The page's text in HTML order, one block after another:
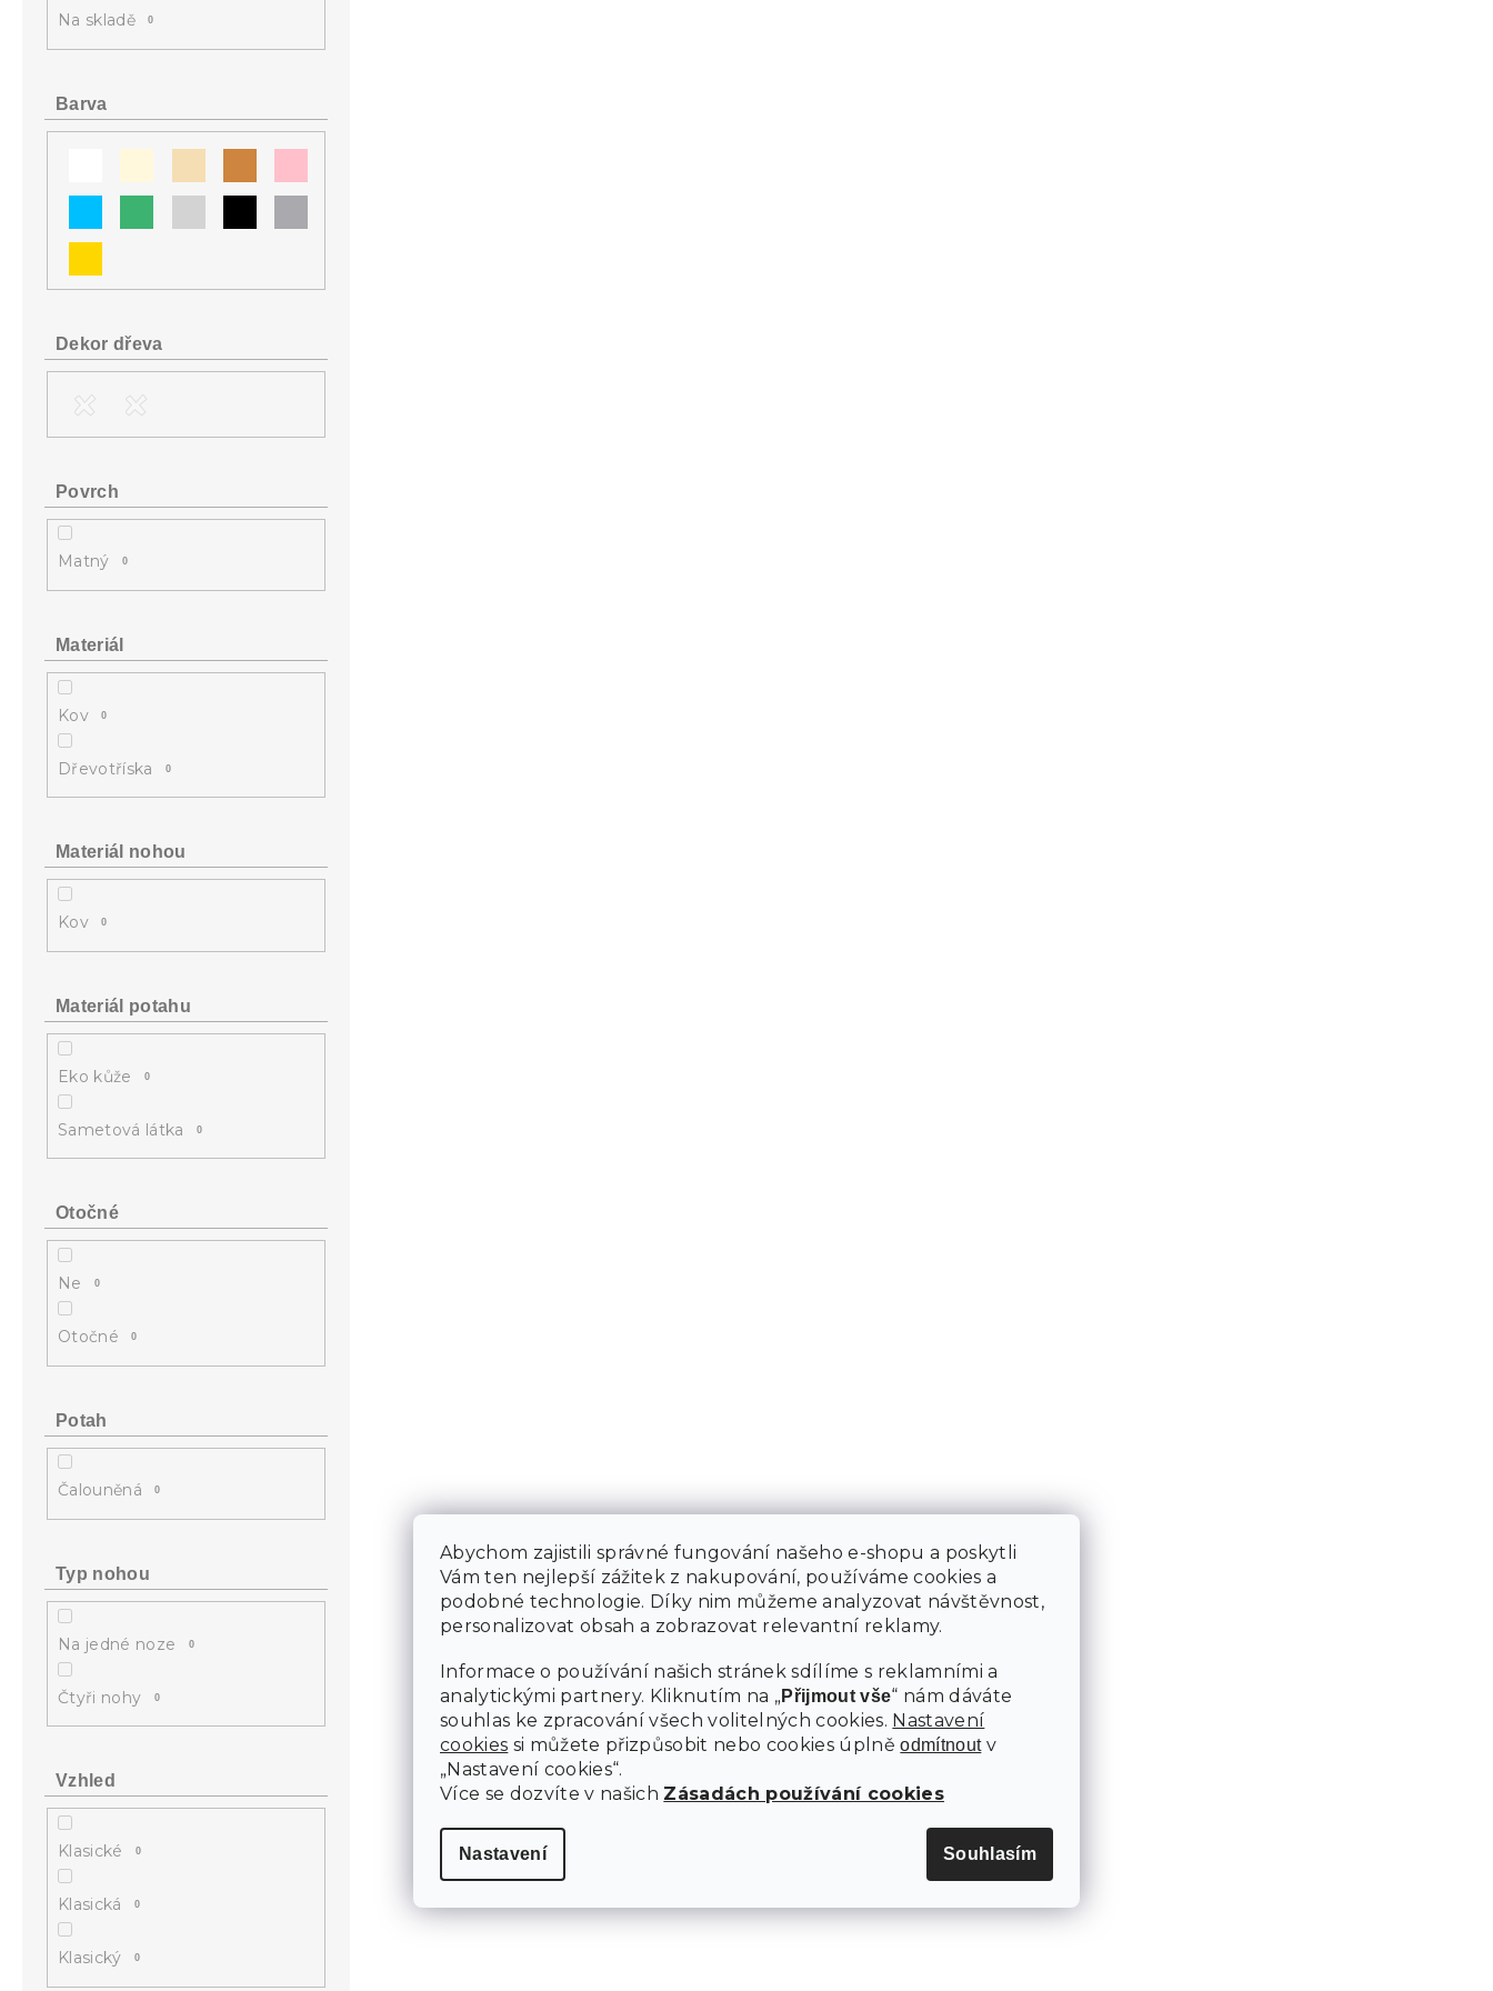
Abychom zajistili správné fungování našeho e-shopu a poskytli
Vám ten nejlepší zážitek z nakupování, používáme cookies a
podobné technologie. Díky nim můžeme analyzovat návštěvnost,
personalizovat obsah a zobrazovat relevantní reklamy.
Informace o používání našich stránek sdílíme s reklamními a
analytickými partnery. Kliknutím na „ Přijmout vše“ nám dáváte
souhlas ke zpracování všech volitelných cookies. Nastavení
cookies si můžete přizpůsobit nebo cookies úplněodmítnoutv
„Nastavení cookies“.
Více se dozvíte v našich Zásadách používání cookies
Nastavení Souhlasím
Na skladě 0
Barva
Dekor dřeva
Povrch
Matný 0
Materiál
Kov 0
Dřevotříska 0
Materiál nohou
Kov 0
Materiál potahu
Eko kůže 0
Sametová látka 0
Otočné
Ne 0
Otočné 0
Potah
Čalouněná 0
Typ nohou
Na jedné noze 0
Čtyři nohy 0
Vzhled
Klasické 0
Klasická 0
Klasický 0